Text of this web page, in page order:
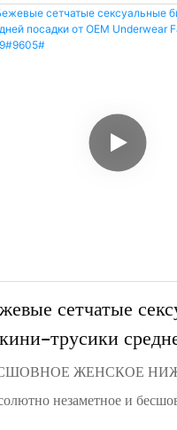
сетчатые
трусики
от OEM
ЖЕНСКОЕ
незаметное и